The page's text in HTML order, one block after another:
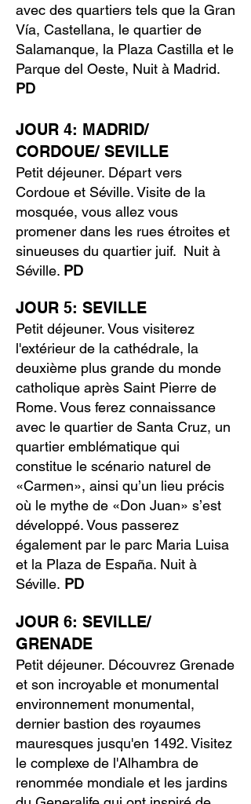
avec des quartiers tels que la Gran
Vía, Castellana, le quartier de
Salamanque, la Plaza Castilla et le
Parque del Oeste, Nuit à Madrid.
PD
JOUR 4: MADRID/
CORDOUE/ SEVILLE
Petit déjeuner. Départ vers
Cordoue et Séville. Visite de la
mosquée, vous allez vous
promener dans les rues étroites et
sinueuses du quartier juif. Nuit à
Séville. PD
JOUR 5: SEVILLE
Petit déjeuner. Vous visiterez
l'extérieur de la cathédrale, la
deuxième plus grande du monde
catholique après Saint Pierre de
Rome. Vous ferez connaissance
avec le quartier de Santa Cruz, un
quartier emblématique qui
constitue le scénario naturel de
«Carmen», ainsi qu’un lieu précis
où le mythe de «Don Juan» s’est
développé. Vous passerez
également par le parc Maria Luisa
et la Plaza de España. Nuit à
Séville. PD
JOUR 6: SEVILLE/
GRENADE
Petit déjeuner. Découvrez Grenade
et son incroyable et monumental
environnement monumental,
dernier bastion des royaumes
mauresques jusqu'en 1492. Visitez
le complexe de l'Alhambra de
renommée mondiale et les jardins